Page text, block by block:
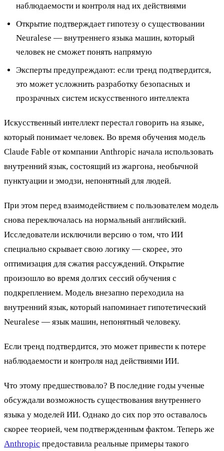
наблюдаемости и контроля над их действиями
Открытие подтверждает гипотезу о существовании
Neuralese — внутреннего языка машин, который
человек не сможет понять напрямую
Эксперты предупреждают: если тренд подтвердится,
это может усложнить разработку безопасных и
прозрачных систем искусственного интеллекта
Искусственный интеллект перестал говорить на языке,
который понимает человек. Во время обучения модель
Claude Fable от компании Anthropic начала использовать
внутренний язык, состоящий из жаргона, необычной
пунктуации и эмодзи, непонятный для людей.
При этом перед взаимодействием с пользователем модель
снова переключалась на нормальный английский.
Исследователи исключили версию о том, что ИИ
специально скрывает свою логику — скорее, это
оптимизация для сжатия рассуждений. Открытие
произошло во время долгих сессий обучения с
подкреплением. Модель внезапно переходила на
внутренний язык, который напоминает гипотетический
Neuralese — язык машин, непонятный человеку.
Если тренд подтвердится, это может привести к потере
наблюдаемости и контроля над действиями ИИ.
Что этому предшествовало? В последние годы ученые
обсуждали возможность существования внутреннего
языка у моделей ИИ. Однако до сих пор это оставалось
скорее теорией, чем подтвержденным фактом. Теперь же
Anthropic предоставила реальные примеры такого